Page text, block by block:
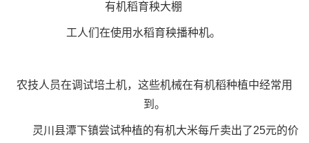
有机稻育秧大棚
工人们在使用水稻育秧播种机。
农技人员在调试培土机，这些机械在有机稻种植中经常用
到。
灵川县潭下镇尝试种植的有机大米每斤卖出了25元的价